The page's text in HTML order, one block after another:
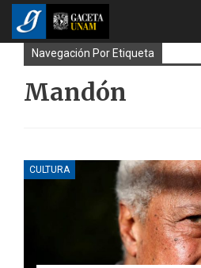
Navegación Por Etiqueta
Mandón
CULTURA